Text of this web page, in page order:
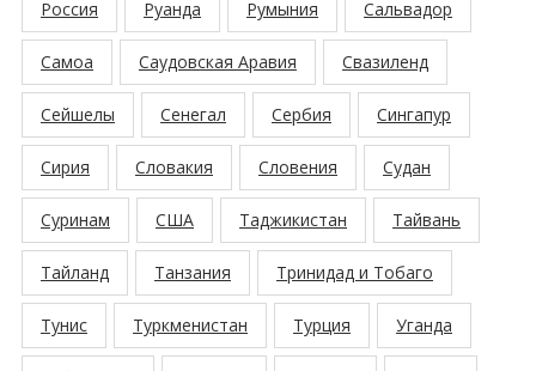
Россия Руанда Румыния Сальвадор
Самоа Саудовская Аравия Свазиленд
Сейшелы Сенегал Сербия Сингапур
Сирия Словакия Словения Судан
Суринам США Таджикистан Тайвань
Тайланд Танзания Тринидад и Тобаго
Тунис Туркменистан Турция Уганда